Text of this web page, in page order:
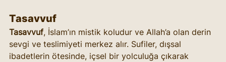
Tasavvuf
Tasavvuf, İslam’ın mistik koludur ve Allah’a olan derin
sevgi ve teslimiyeti merkez alır. Sufiler, dışsal
ibadetlerin ötesinde, içsel bir yolculuğa çıkarak